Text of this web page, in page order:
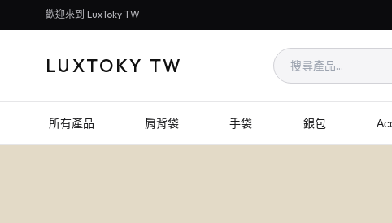
歡迎來到 LuxToky TW
LUXTOKY TW
所有產品 肩背袋 手袋 銀包